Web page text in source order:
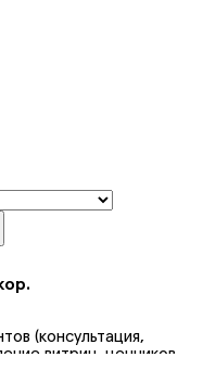
(консультация,
витрин, ценников